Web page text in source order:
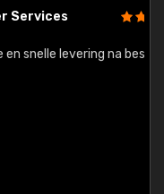
na bestelling"